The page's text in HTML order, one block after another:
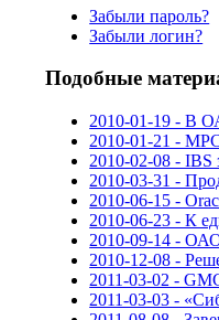
Забыли пароль?
Забыли логин?
Подобные
2010-01-19 - В
2010-01-21 -
2010-02-08 - IBS
2010-03-31 -
2010-06-15 -
2010-06-23 - К
2010-09-14 -
2010-12-08 -
2011-03-02 -
2011-03-03 -